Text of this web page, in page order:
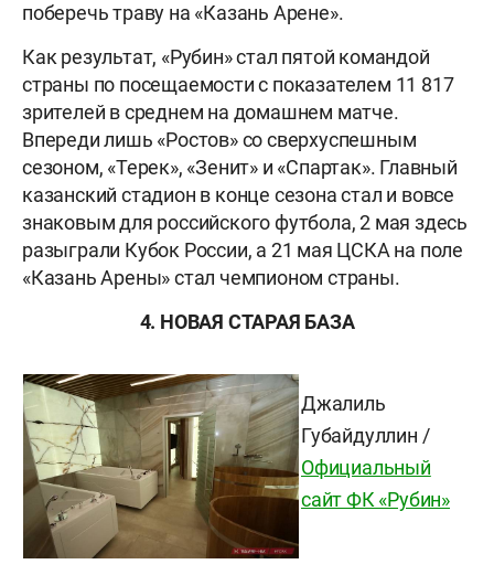
поберечь траву на «Казань Арене».
Как результат, «Рубин» стал пятой командой
страны по посещаемости с показателем 11 817
зрителей в среднем на домашнем матче.
Впереди лишь «Ростов» со сверхуспешным
сезоном, «Терек», «Зенит» и «Спартак». Главный
казанский стадион в конце сезона стал и вовсе
знаковым для российского футбола, 2 мая здесь
разыграли Кубок России, а 21 мая ЦСКА на поле
«Казань Арены» стал чемпионом страны.
4. НОВАЯ СТАРАЯ БАЗА
Джалиль
Губайдуллин /
Официальный
сайт ФК «Рубин»